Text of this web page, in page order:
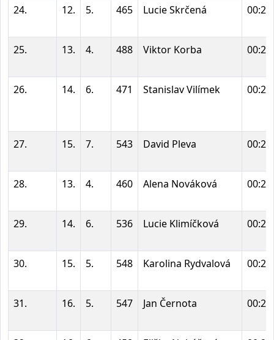
24. 12. 5. 465 Lucie Skrčená
25. 13. 4. 488 Viktor Korba
26. 14. 6. 471 Stanislav Vilímek
27. 15. 7. 543 David Pleva
28. 13. 4. 460 Alena Nováková
29. 14. 6. 536 Lucie Klimíčková
30. 15. 5. 548 Karolina Rydvalová
31. 16. 5. 547 Jan Černota